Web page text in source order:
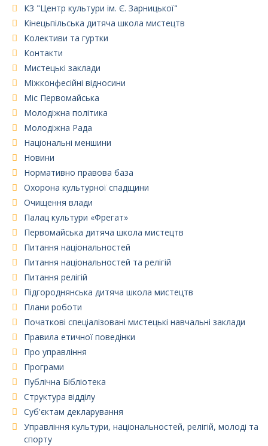
КЗ "Центр культури ім. Є. Зарницької"
Кінецьпільська дитяча школа мистецтв
Колективи та гуртки
Контакти
Мистецькі заклади
Міжконфесійні відносини
Міс Первомайська
Молодіжна політика
Молодіжна Рада
Національні меншини
Новини
Нормативно правова база
Охорона культурної спадщини
Очищення влади
Палац культури «Фрегат»
Первомайська дитяча школа мистецтв
Питання національностей
Питання національностей та релігій
Питання релігій
Підгороднянська дитяча школа мистецтв
Плани роботи
Початкові спеціалізовані мистецькі навчальні заклади
Правила етичної поведінки
Про управління
Програми
Публічна Бібліотека
Структура відділу
Суб'єктам декларування
Управління культури, національностей, релігій, молоді та
спорту